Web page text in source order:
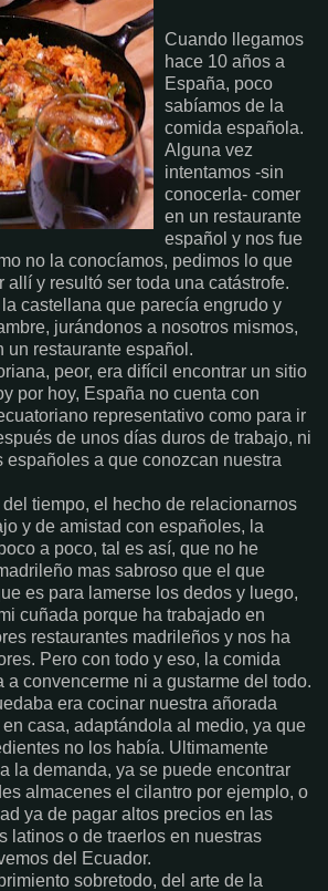
Cuando llegamos
hace 10 años a
España, poco
sabíamos de la
comida española.
Alguna vez
intentamos -sin
conocerla- comer
en un restaurante
español y nos fue
no la conocíamos, pedimos lo que
allí y resultó ser toda una catástrofe.
castellana que parecía engrudo y
jurándonos a nosotros mismos,
un restaurante español.
peor, era difícil encontrar un sitio
por hoy, España no cuenta con
representativo como para ir
de unos días duros de trabajo, ni
españoles a que conozcan nuestra
tiempo, el hecho de relacionarnos
y de amistad con españoles, la
a poco, tal es así, que no he
mas sabroso que el que
es para lamerse los dedos y luego,
cuñada porque ha trabajado en
restaurantes madrileños y nos ha
Pero con todo y eso, la comida
convencerme ni a gustarme del todo.
era cocinar nuestra añorada
casa, adaptándola al medio, ya que
no los había. Ultimamente
la demanda, ya se puede encontrar
almacenes el cilantro por ejemplo, o
ya de pagar altos precios en las
latinos o de traerlos en nuestras
del Ecuador.
sobretodo, del arte de la